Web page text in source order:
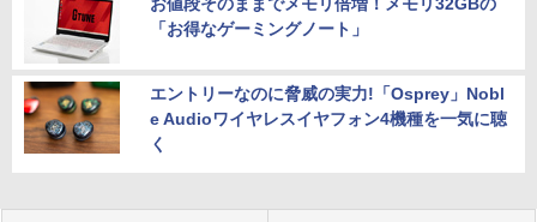
「お得なゲーミングノート」
エントリーなのに脅威の実力!「Osprey」Nobl
e Audioワイヤレスイヤフォン4機種を一気に聴
く